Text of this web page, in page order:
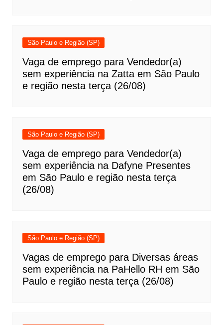
São Paulo e Região (SP)
Vaga de emprego para Vendedor(a)
sem experiência na Zatta em São Paulo
e região nesta terça (26/08)
São Paulo e Região (SP)
Vaga de emprego para Vendedor(a)
sem experiência na Dafyne Presentes
em São Paulo e região nesta terça
(26/08)
São Paulo e Região (SP)
Vagas de emprego para Diversas áreas
sem experiência na PaHello RH em São
Paulo e região nesta terça (26/08)